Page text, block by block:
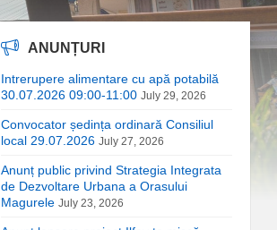
ANUNȚURI
Intrerupere alimentare cu apă potabilă
30.07.2026 09:00-11:00 July 29, 2026
Convocator ședința ordinară Consiliul
local 29.07.2026 July 27, 2026
Anunț public privind Strategia Integrata
de Dezvoltare Urbana a Orasului
Magurele July 23, 2026